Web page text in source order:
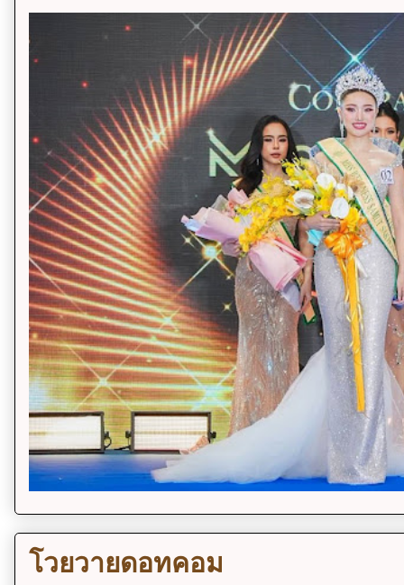
โวยวายดอทคอม